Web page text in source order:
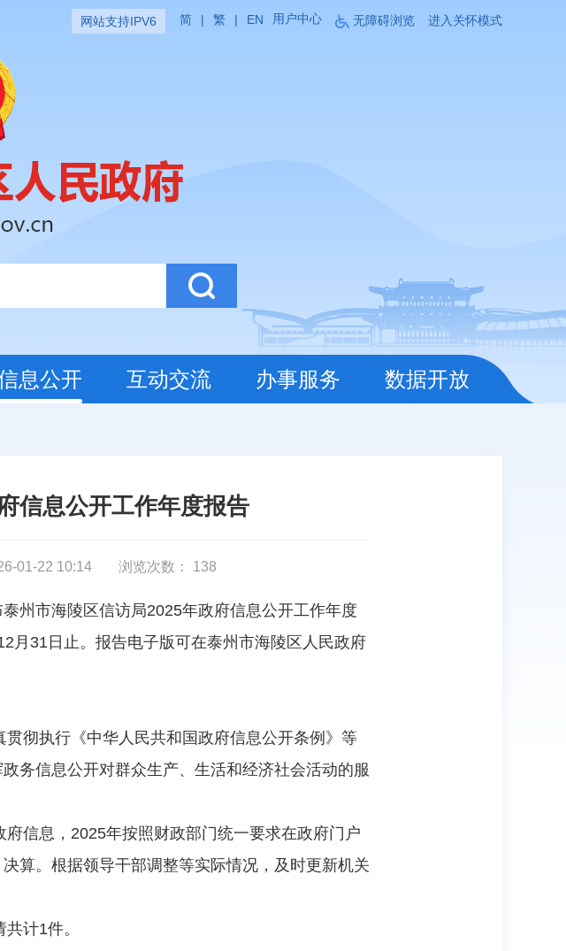
网站支持IPV6 简 | 繁 | EN 用户中心 无障碍浏览 进入关怀模式
息公开 互动交流 办事服务 数据开放
信息公开工作年度报告
01-22 10:14 浏览次数： 138
州市海陵区信访局2025年政府信息公开工作年度
月31日止。报告电子版可在泰州市海陵区人民政府
彻执行《中华人民共和国政府信息公开条例》等
务信息公开对群众生产、生活和经济社会活动的服
信息，2025年按照财政部门统一要求在政府门户
算。根据领导干部调整等实际情况，及时更新机关
计1件。